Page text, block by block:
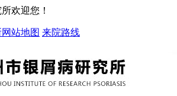
欢迎您！
网站地图 来院路线